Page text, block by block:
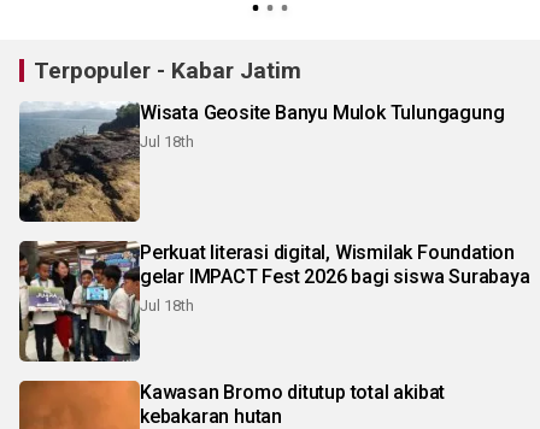
Terpopuler - Kabar Jatim
Wisata Geosite Banyu Mulok Tulungagung
Jul 18th
Perkuat literasi digital, Wismilak Foundation
gelar IMPACT Fest 2026 bagi siswa Surabaya
Jul 18th
Kawasan Bromo ditutup total akibat
kebakaran hutan